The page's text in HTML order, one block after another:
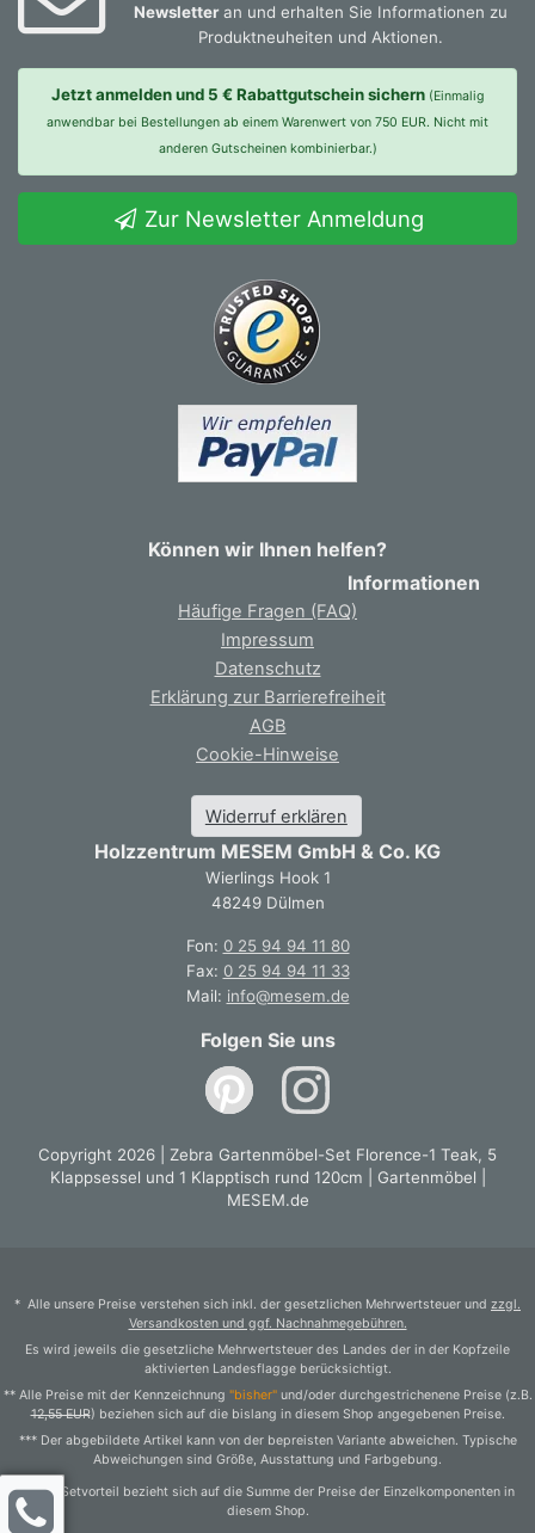
Newsletteran und erhalten Sie Informationen zu
Produktneuheiten und Aktionen.
Jetzt anmelden und 5 € Rabattgutschein sichern (Einmalig
anwendbar bei Bestellungen ab einem Warenwert von 750 EUR. Nicht mit
anderen Gutscheinen kombinierbar.)
Zur Newsletter Anmeldung
Können wir Ihnen helfen?
Informationen
Häufige Fragen (FAQ)
Impressum
Datenschutz
Erklärung zur Barrierefreiheit
AGB
Cookie-Hinweise
Widerruf erklären
Holzzentrum MESEM GmbH & Co. KG
Wierlings Hook 1
48249 Dülmen
Fon: 0 25 94 94 11 80
Fax: 0 25 94 94 11 33
Mail: info@mesem.de
Folgen Sie uns
Copyright 2026 | Zebra Gartenmöbel-Set Florence-1 Teak, 5
Klappsessel und 1 Klapptisch rund 120cm | Gartenmöbel |
MESEM.de
* Alle unsere Preise verstehen sich inkl. der gesetzlichen Mehrwertsteuer und zzgl.
Versandkosten und ggf. Nachnahmegebühren.
Es wird jeweils die gesetzliche Mehrwertsteuer des Landes der in der Kopfzeile
aktivierten Landesflagge berücksichtigt.
** Alle Preise mit der Kennzeichnung "bisher"und/oder durchgestrichenene Preise (z.B.
12,55 EUR) beziehen sich auf die bislang in diesem Shop angegebenen Preise.
*** Der abgebildete Artikel kann von der bepreisten Variante abweichen. Typische
Abweichungen sind Größe, Ausstattung und Farbgebung.
1) Der Setvorteil bezieht sich auf die Summe der Preise der Einzelkomponenten in
diesem Shop.